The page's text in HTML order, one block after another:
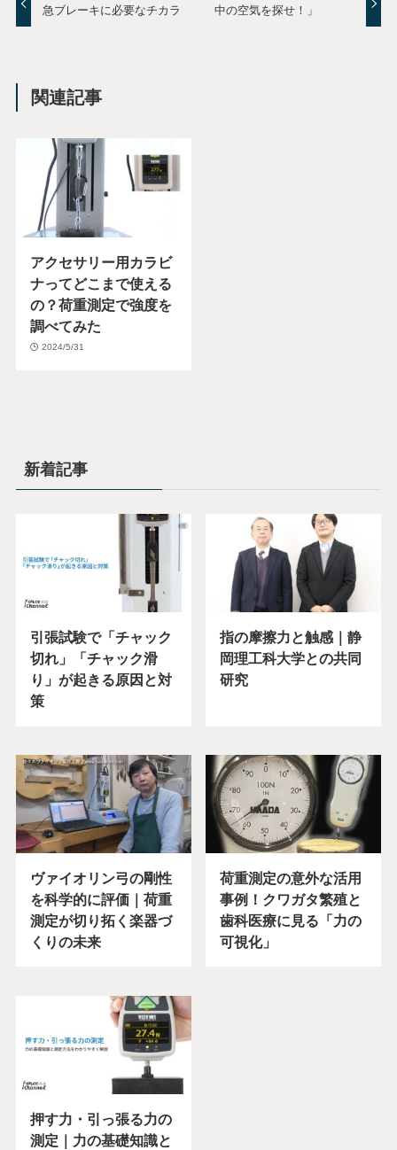
急ブレーキに必要なチカラ
中の空気を探せ！」
関連記事
アクセサリー用カラビ
ナってどこまで使える
の？荷重測定で強度を
調べてみた
2024/5/31
新着記事
引張試験で「チャック
切れ」「チャック滑
り」が起きる原因と対
策
指の摩擦力と触感｜静
岡理工科大学との共同
研究
ヴァイオリン弓の剛性
を科学的に評価｜荷重
測定が切り拓く楽器づ
くりの未来
荷重測定の意外な活用
事例！クワガタ繁殖と
歯科医療に見る「力の
可視化」
押す力・引っ張る力の
測定｜力の基礎知識と